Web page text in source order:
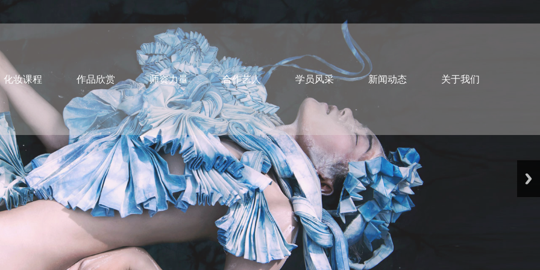
化妆课程 作品欣赏 师资力量 合作艺人 学员风采 新闻动态 关于我们